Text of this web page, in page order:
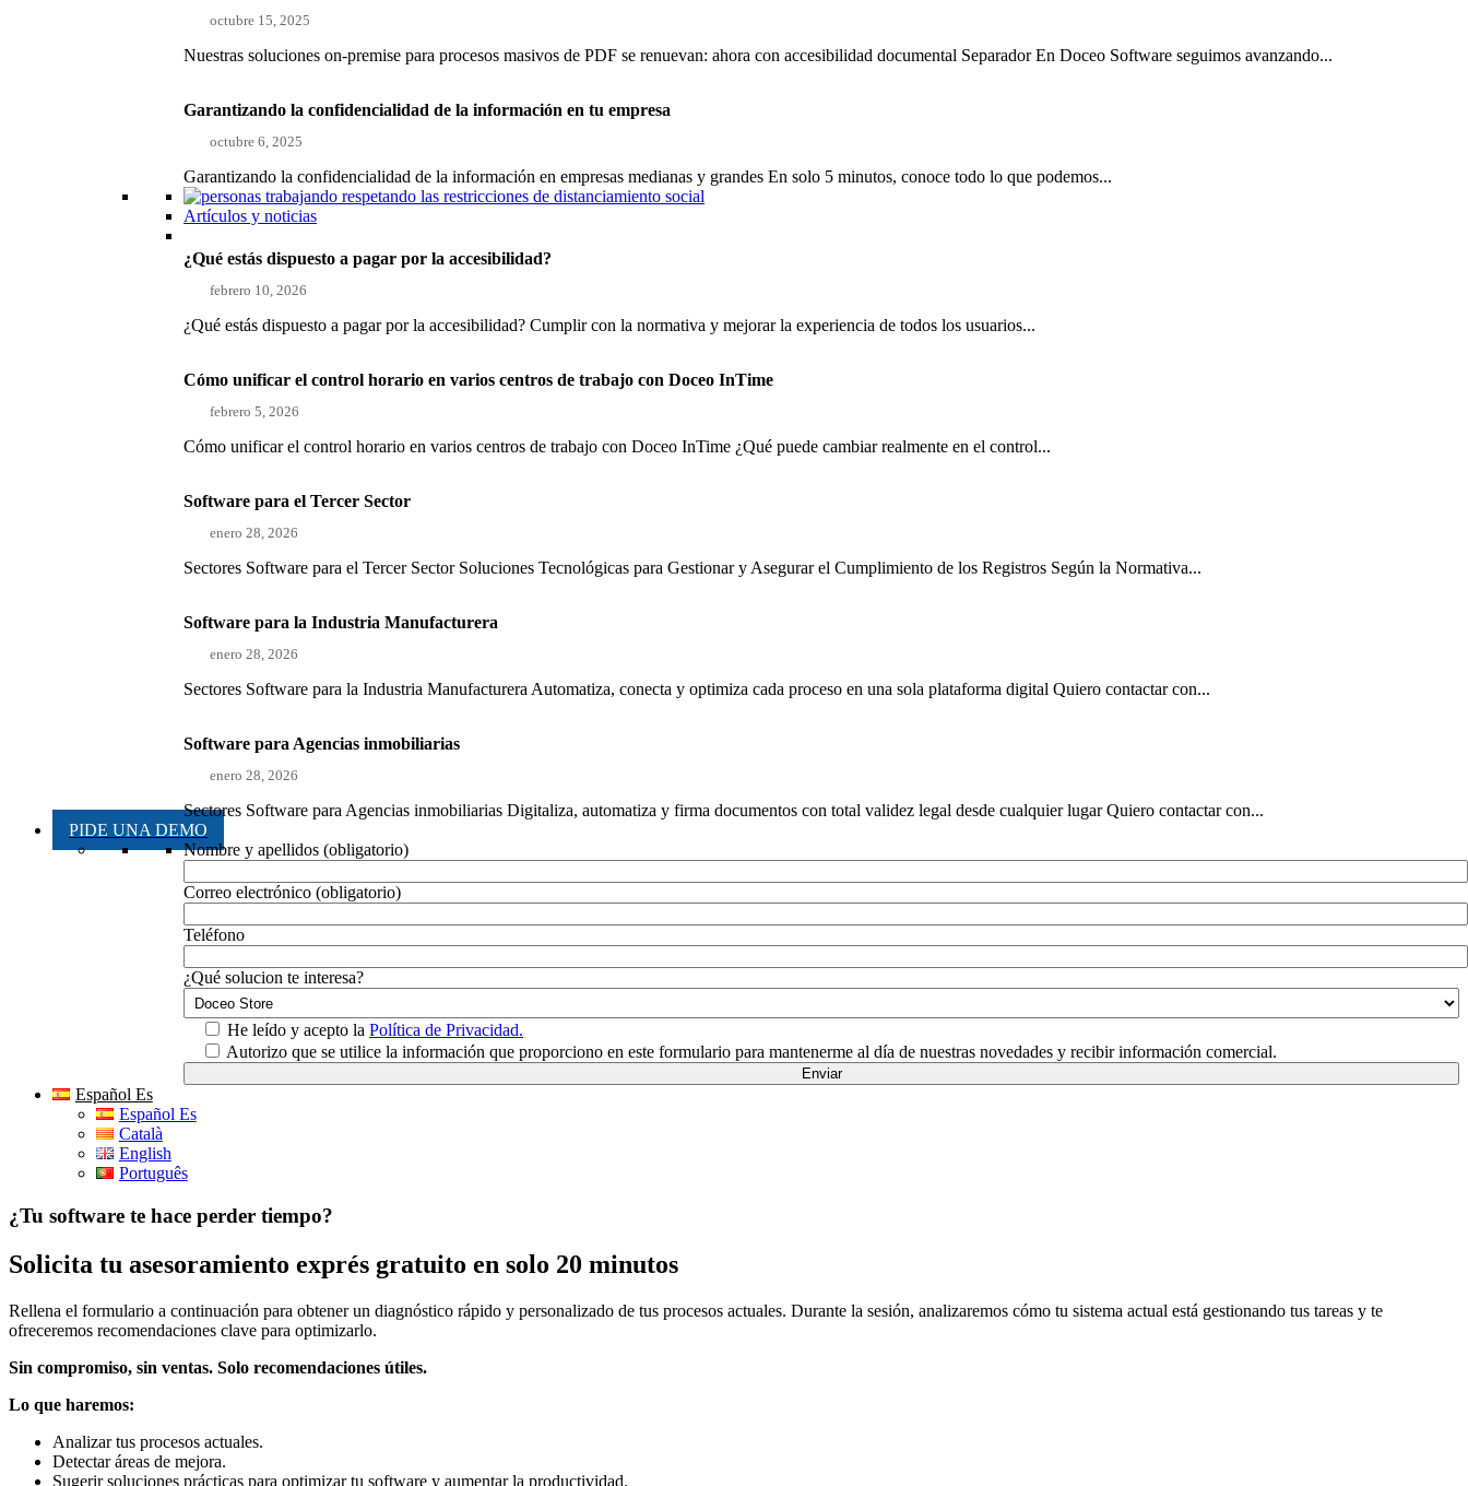
octubre 15, 2025
Nuestras soluciones on-premise para procesos masivos de PDF se renuevan: ahora con accesibilidad documental Separador En Doceo Software seguimos avanzando...
Garantizando la confidencialidad de la información en tu empresa
octubre 6, 2025
Garantizando la confidencialidad de la información en empresas medianas y grandes En solo 5 minutos, conoce todo lo que podemos...
Artículos y noticias
¿Qué estás dispuesto a pagar por la accesibilidad?
febrero 10, 2026
¿Qué estás dispuesto a pagar por la accesibilidad? Cumplir con la normativa y mejorar la experiencia de todos los usuarios...
Cómo unificar el control horario en varios centros de trabajo con Doceo InTime
febrero 5, 2026
Cómo unificar el control horario en varios centros de trabajo con Doceo InTime ¿Qué puede cambiar realmente en el control...
Software para el Tercer Sector
enero 28, 2026
Sectores Software para el Tercer Sector Soluciones Tecnológicas para Gestionar y Asegurar el Cumplimiento de los Registros Según la Normativa...
Software para la Industria Manufacturera
enero 28, 2026
Sectores Software para la Industria Manufacturera Automatiza, conecta y optimiza cada proceso en una sola plataforma digital Quiero contactar con...
Software para Agencias inmobiliarias
enero 28, 2026
Sectores Software para Agencias inmobiliarias Digitaliza, automatiza y firma documentos con total validez legal desde cualquier lugar Quiero contactar con...
PIDE UNA DEMO
Nombre y apellidos (obligatorio)
Correo electrónico (obligatorio)
Teléfono
¿Qué solucion te interesa?
He leído y acepto la Política de Privacidad.
Autorizo que se utilice la información que proporciono en este formulario para mantenerme al día de nuestras novedades y recibir información comercial.
Español Es
Español Es
Català
English
Português
¿Tu software te hace perder tiempo?
Solicita tu asesoramiento exprés gratuito en solo 20 minutos
Rellena el formulario a continuación para obtener un diagnóstico rápido y personalizado de tus procesos actuales. Durante la sesión, analizaremos cómo tu sistema actual está gestionando tus tareas y te
ofreceremos recomendaciones clave para optimizarlo.
Sin compromiso, sin ventas. Solo recomendaciones útiles.
Lo que haremos:
Analizar tus procesos actuales.
Detectar áreas de mejora.
Sugerir soluciones prácticas para optimizar tu software y aumentar la productividad.